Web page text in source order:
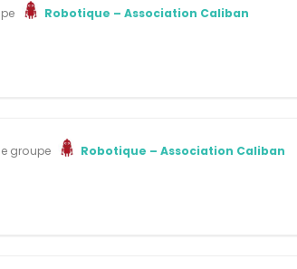
Robotique – Association Caliban
groupe Robotique – Association Caliban